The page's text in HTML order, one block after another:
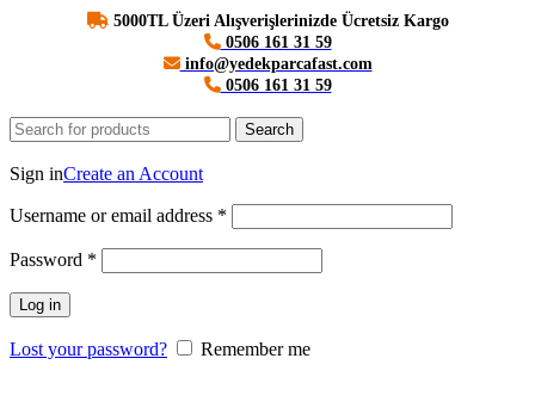
5000TL Üzeri Alışverişlerinizde Ücretsiz Kargo
0506 161 31 59
info@yedekparcafast.com
0506 161 31 59
Search
Sign inCreate an Account
Username or email address *
Password *
Log in
Lost your password?
Remember me